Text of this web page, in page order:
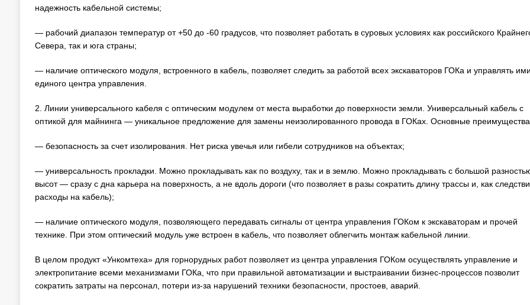
надежность кабельной системы;
— рабочий диапазон температур от +50 до -60 градусов, что позволяет работать в суровых условиях как российского
Севера, так и юга страны;
— наличие оптического модуля, встроенного в кабель, позволяет следить за работой всех экскаваторов ГОКа и управлять
единого центра управления.
2. Линии универсального кабеля с оптическим модулем от места выработки до поверхности земли. Универсальный кабель с
оптикой для майнинга — уникальное предложение для замены неизолированного провода в ГОКах. Основные
— безопасность за счет изолирования. Нет риска увечья или гибели сотрудников на объектах;
— универсальность прокладки. Можно прокладывать как по воздуху, так и в землю. Можно прокладывать с большой
высот — сразу с дна карьера на поверхность, а не вдоль дороги (что позволяет в разы сократить длину трассы и, как
расходы на кабель);
— наличие оптического модуля, позволяющего передавать сигналы от центра управления ГОКом к экскаваторам и прочей
технике. При этом оптический модуль уже встроен в кабель, что позволяет облегчить монтаж кабельной линии.
В целом продукт «Ункомтеха» для горнорудных работ позволяет из центра управления ГОКом осуществлять управление и
электропитание всеми механизмами ГОКа, что при правильной автоматизации и выстраивании бизнес-процессов позволит
сократить затраты на персонал, потери из-за нарушений техники безопасности, простоев, аварий.